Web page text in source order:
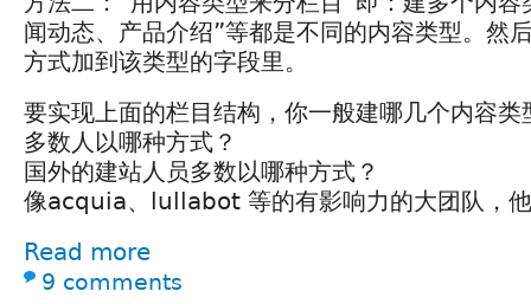
闻动态、产品介绍”等都是不同的内容类型。然
方式加到该类型的字段里。
要实现上面的栏目结构，你一般建哪几个内容
多数人以哪种方式？
国外的建站人员多数以哪种方式？
像acquia、lullabot 等的有影响力的大团队，
Read more
9 comments